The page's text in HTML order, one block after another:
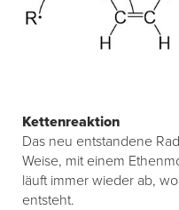
Kettenreaktion
Das neu entstandene
Weise, mit einem
läuft immer wieder ab,
entsteht.